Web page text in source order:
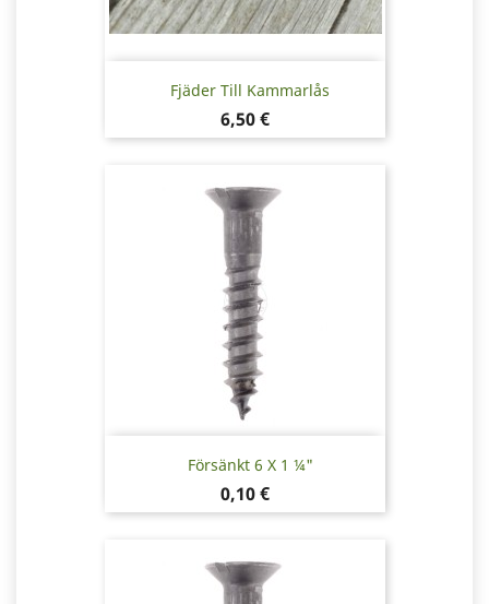
Fjäder Till Kammarlås
Pris
6,50 €
Försänkt 6 X 1 ¼"
Pris
0,10 €